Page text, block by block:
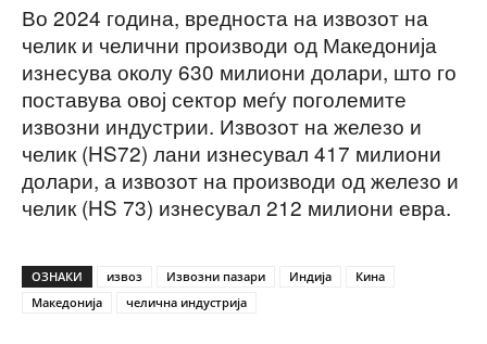
Во 2024 година, вредноста на извозот на
челик и челични производи од Македонија
изнесува околу 630 милиони долари, што го
поставува овој сектор меѓу поголемите
извозни индустрии. Извозот на железо и
челик (HS72) лани изнесувал 417 милиони
долари, а извозот на производи од железо и
челик (HS 73) изнесувал 212 милиони евра.
ОЗНАКИ извоз Извозни пазари Индија
Кина
Македонија
челична индустрија